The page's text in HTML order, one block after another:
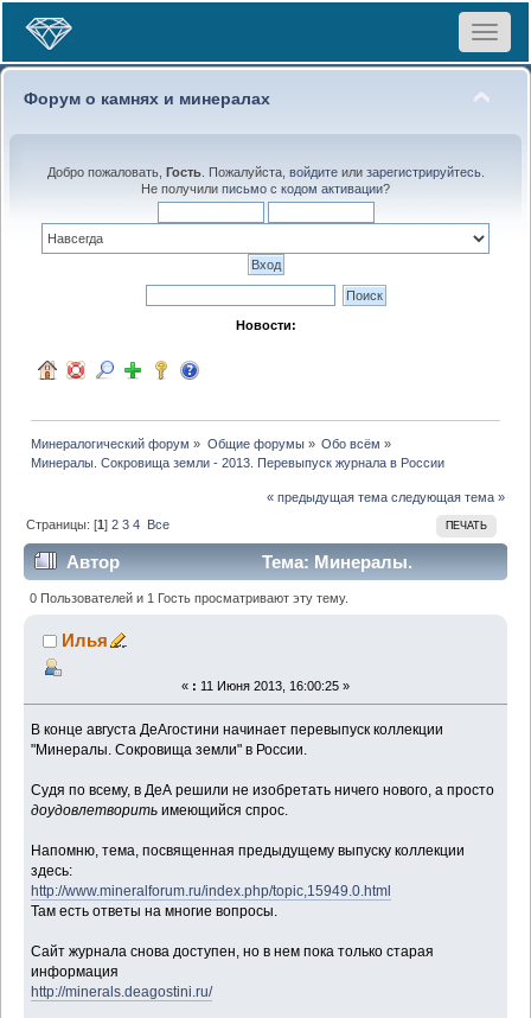
Toggle
Форум о камнях и минералах
Добро пожаловать, Гость. Пожалуйста, войдитеили зарегистрируйтесь.
Не получили письмо с кодом активации?
Новости:
Минералогический форум » Общие форумы» Обо всём »
Минералы. Сокровища земли - 2013. Перевыпуск журнала в России
« предыдущая тема следующая тема »
ПЕЧАТЬ
Страницы: [1]2 3 4 Все
Автор
Тема: Минералы.
Сокровища земли - 2013. Перевыпуск журнала в
России (Прочитано 13207 раз)
0 Пользователей и 1 Гость просматривают эту тему.
Илья
« : 11 Июня 2013, 16:00:25 »
В конце августа ДеАгостини начинает перевыпуск коллекции
"Минералы. Сокровища земли" в России.
Судя по всему, в ДеА решили не изобретать ничего нового, а просто
доудовлетворить имеющийся спрос.
Напомню, тема, посвященная предыдущему выпуску коллекции
здесь:
http://www.mineralforum.ru/index.php/topic,15949.0.html
Там есть ответы на многие вопросы.
Сайт журнала снова доступен, но в нем пока только старая
информация
http://minerals.deagostini.ru/